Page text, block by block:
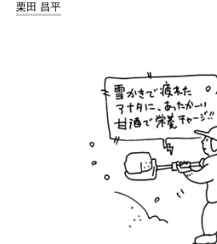
栗田 昌平